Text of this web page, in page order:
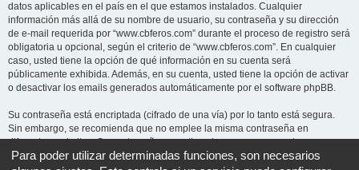
datos aplicables en el país en el que estamos instalados. Cualquier
información más allá de su nombre de usuario, su contraseña y su dirección
de e-mail requerida por “www.cbferos.com” durante el proceso de registro será
obligatoria u opcional, según el criterio de “www.cbferos.com”. En cualquier
caso, usted tiene la opción de qué información en su cuenta será
públicamente exhibida. Además, en su cuenta, usted tiene la opción de activar
o desactivar los emails generados automáticamente por el software phpBB.
Su contraseña está encriptada (cifrado de una vía) por lo tanto está segura.
Sin embargo, se recomienda que no emplee la misma contraseña en
diferentes websites. Su contraseña garantiza el acceso a su cuenta en
“www.cbferos.com”, por favor guárdela cuidadosamente y bajo ninguna
Para poder utilizar determinadas funciones, son necesarios